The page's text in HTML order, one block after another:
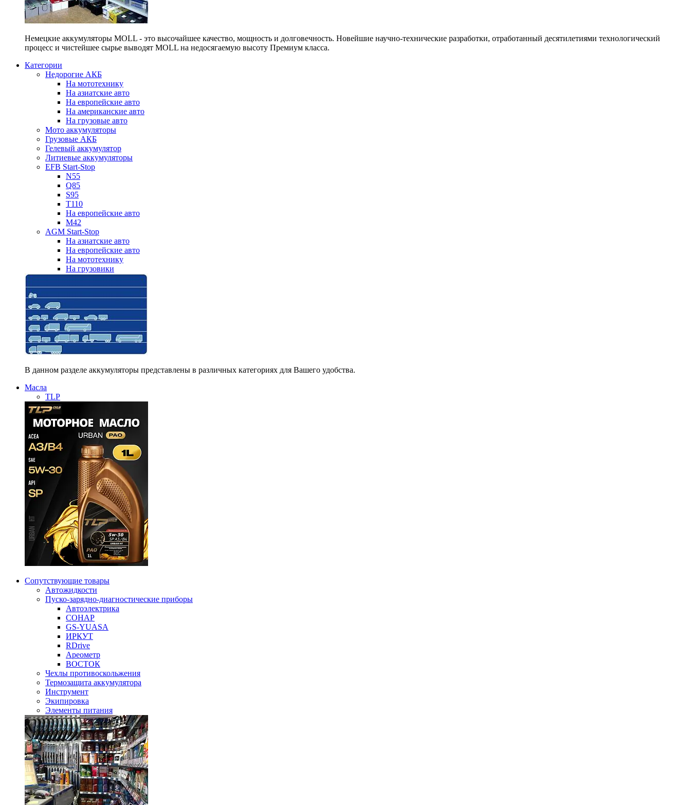
Немецкие аккумуляторы MOLL - это высочайшее качество, мощность и долговечность. Новейшие научно-технические разработки, отработанный десятилетиями технологический
процесс и чистейшее сырье выводят MOLL на недосягаемую высоту Премиум класса.
Категории
Недорогие АКБ
На мототехнику
На азиатские авто
На европейские авто
На американские авто
На грузовые авто
Мото аккумуляторы
Грузовые АКБ
Гелевый аккумулятор
Литиевые аккумуляторы
EFB Start-Stop
N55
Q85
S95
T110
На европейские авто
M42
AGM Start-Stop
На азиатские авто
На европейские авто
На мототехнику
На грузовики
В данном разделе аккумуляторы представлены в различных категориях для Вашего удобства.
Масла
TLP
Сопутствующие товары
Автожидкости
Пуско-зарядно-диагностические приборы
Автоэлектрика
СОНАР
GS-YUASA
ИРКУТ
RDrive
Ареометр
ВОСТОК
Чехлы противоскольжения
Термозащита аккумулятора
Инструмент
Экипировка
Элементы питания